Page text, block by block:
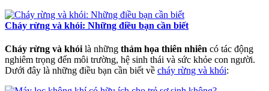
Cháy rừng và khói: Những điều bạn cần biết
Cháy rừng và khói là những thảm họa thiên nhiên có tác động
nghiêm trọng đến môi trường, hệ sinh thái và sức khỏe con người.
Dưới đây là những điều bạn cần biết về cháy rừng và khói: